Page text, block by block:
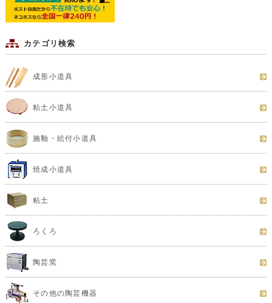
カテゴリ検索
成形小道具
粘土小道具
施釉・絵付小道具
焼成小道具
粘土
ろくろ
陶芸窯
その他の陶芸機器